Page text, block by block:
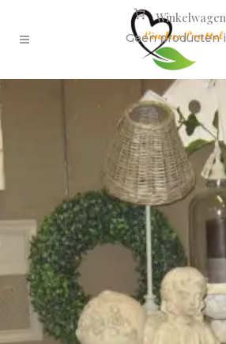
Winkelwagen
Geen producten